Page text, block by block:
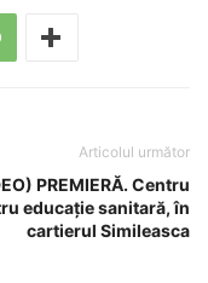
Articolul următor
PREMIERĂ. Centru
educație sanitară, în
cartierul Simileasca